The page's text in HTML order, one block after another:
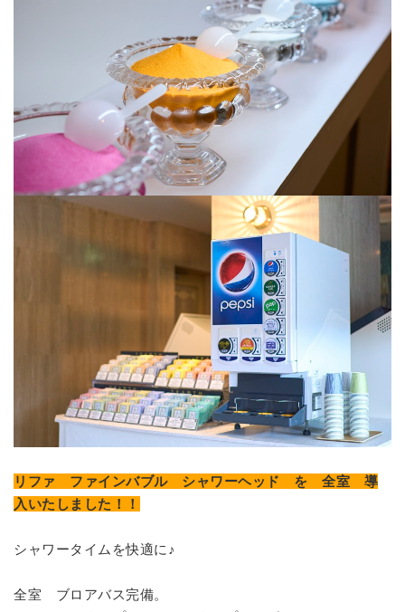
リファ ファインバブル シャワーヘッド を 全室 導
入いたしました！！
シャワータイムを快適に♪
全室 ブロアバス完備。